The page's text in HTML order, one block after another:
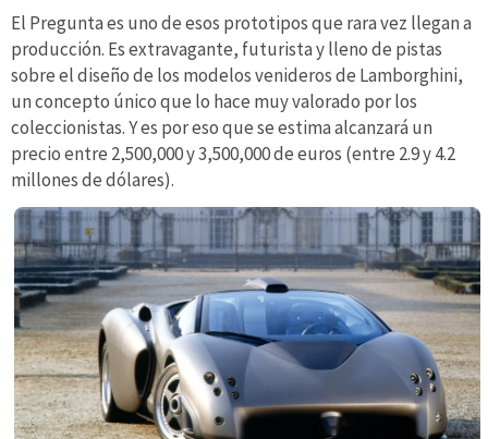
El Pregunta es uno de esos prototipos que rara vez llegan a
producción. Es extravagante, futurista y lleno de pistas
sobre el diseño de los modelos venideros de Lamborghini,
un concepto único que lo hace muy valorado por los
coleccionistas. Y es por eso que se estima alcanzará un
precio entre 2,500,000 y 3,500,000 de euros (entre 2.9 y 4.2
millones de dólares).